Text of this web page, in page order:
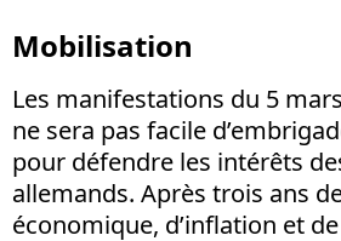
Mobilisation
Les manifestations du 5
ne sera pas facile
pour défendre les intérêts
allemands. Après trois ans
économique, d’inflation et